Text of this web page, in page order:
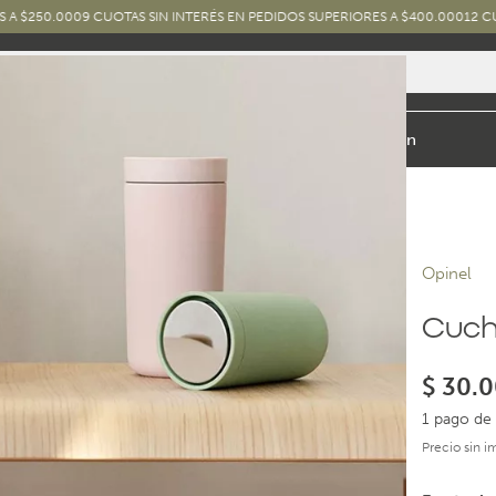
9 CUOTAS SIN INTERÉS EN PEDIDOS SUPERIORES A $400.00012 CUOTAS SIN
Inspiración
Opinel
$
1 pago
Precio sin